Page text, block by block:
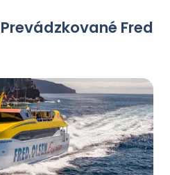
Fred